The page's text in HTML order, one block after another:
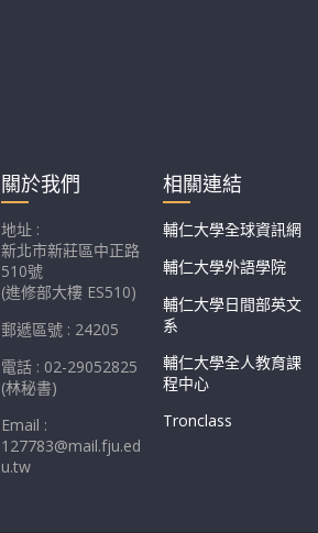
關於我們
地址 :
新北市新莊區中正路
510號
(進修部大樓 ES510)
郵遞區號 : 24205
電話 : 02-29052825
(林秘書)
Email :
127783@mail.fju.ed
u.tw
相關連結
輔仁大學全球資訊網
輔仁大學外語學院
輔仁大學日間部英文
系
輔仁大學全人教育課
程中心
Tronclass